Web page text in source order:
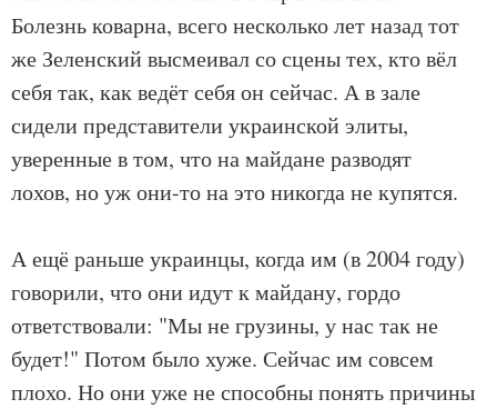
Болезнь коварна, всего несколько лет назад тот
же Зеленский высмеивал со сцены тех, кто вёл
себя так, как ведёт себя он сейчас. А в зале
сидели представители украинской элиты,
уверенные в том, что на майдане разводят
лохов, но уж они-то на это никогда не купятся.
А ещё раньше украинцы, когда им (в 2004 году)
говорили, что они идут к майдану, гордо
ответствовали: "Мы не грузины, у нас так не
будет!" Потом было хуже. Сейчас им совсем
плохо. Но они уже не способны понять причины